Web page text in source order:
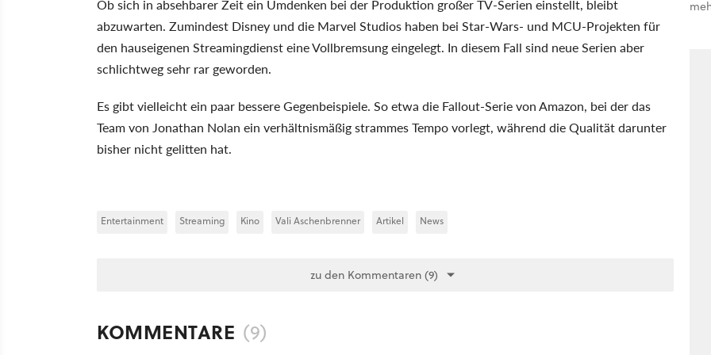
Ob sich in absehbarer Zeit ein Umdenken bei der Produktion großer TV-Serien einstellt, bleibt
abzuwarten. Zumindest Disney und die Marvel Studios haben bei Star-Wars- und MCU-Projekten für
den hauseigenen Streamingdienst eine Vollbremsung eingelegt. In diesem Fall sind neue Serien aber
schlichtweg sehr rar geworden.
Es gibt vielleicht ein paar bessere Gegenbeispiele. So etwa die Fallout-Serie von Amazon, bei der das
Team von Jonathan Nolan ein verhältnismäßig strammes Tempo vorlegt, während die Qualität darunter
bisher nicht gelitten hat.
Entertainment Streaming Kino Vali Aschenbrenner Artikel News
zu den Kommentaren (9)
KOMMENTARE (9)